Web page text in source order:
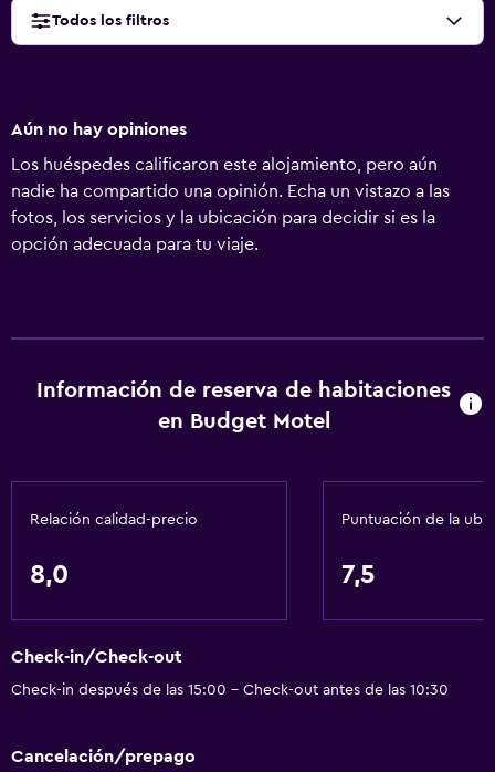
Todos los filtros
Aún no hay opiniones
Los huéspedes calificaron este alojamiento, pero aún
nadie ha compartido una opinión. Echa un vistazo a las
fotos, los servicios y la ubicación para decidir si es la
opción adecuada para tu viaje.
Información de reserva de habitaciones
en Budget Motel
Relación calidad-precio
8,0
Puntuación de la
7,5
Check-in/Check-out
Check-in después de las 15:00 - Check-out antes de las 10:30
Cancelación/prepago